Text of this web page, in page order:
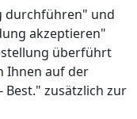
durchführen" und
akzeptieren"
überführt
Ihnen auf der
Best." zusätzlich zur